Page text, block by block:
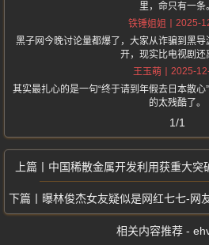
里，命只有一条。
铁锤姐姐
2025-
黑子网今晚讨论量都爆了，大家从诈骗到黑
开，现实比电视剧还
王玉萌
2025-
其实最扎心的是一句“终于请到年假去日本散
的太残酷了。
1/1
中国稀散金属开发利用获重大突
曝林俊杰女友疑似是网红七七-网友
相关内容推荐 -